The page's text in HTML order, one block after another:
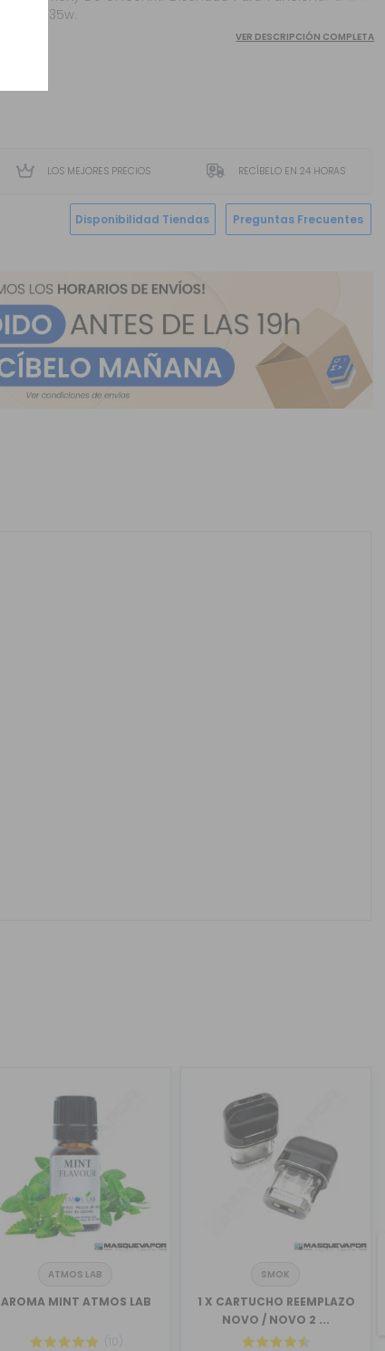
25w Y 35w.
VER DESCRIPCIÓN COMPLETA
LOS MEJORES PRECIOS RECÍBELO EN 24 HORAS
Disponibilidad Tiendas Preguntas Frecuentes
ATMOS LAB
AROMA MINT ATMOS LAB
(10)
SMOK
1 X CARTUCHO REEMPLAZO
NOVO / NOVO 2 ...